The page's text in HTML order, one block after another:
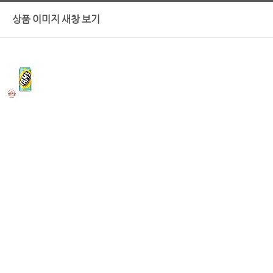
상품 이미지 새창 보기